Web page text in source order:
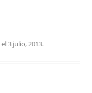
el3 julio, 2013.